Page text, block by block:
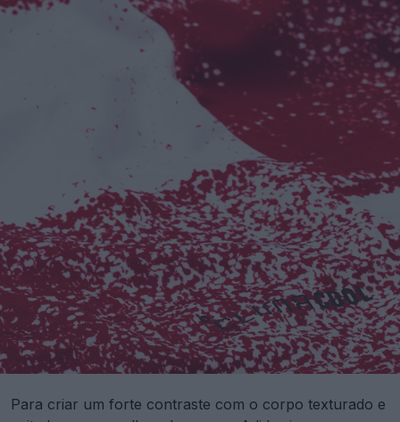
Para criar um forte contraste com o corpo texturado e